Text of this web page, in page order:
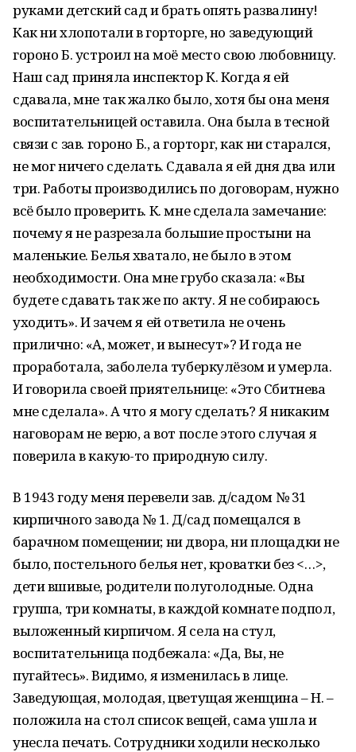
руками детский сад и брать опять развалину!
Как ни хлопотали в горторге, но заведующий
гороно Б. устроил на моё место свою любовницу.
Наш сад приняла инспектор К. Когда я ей
сдавала, мне так жалко было, хотя бы она меня
воспитательницей оставила. Она была в тесной
связи с зав. гороно Б., а горторг, как ни старался,
не мог ничего сделать. Сдавала я ей дня два или
три. Работы производились по договорам, нужно
всё было проверить. К. мне сделала замечание:
почему я не разрезала большие простыни на
маленькие. Белья хватало, не было в этом
необходимости. Она мне грубо сказала: «Вы
будете сдавать так же по акту. Я не собираюсь
уходить». И зачем я ей ответила не очень
прилично: «А, может, и вынесут»? И года не
проработала, заболела туберкулёзом и умерла.
И говорила своей приятельнице: «Это Сбитнева
мне сделала». А что я могу сделать? Я никаким
наговорам не верю, а вот после этого случая я
поверила в какую-то природную силу.
В 1943 году меня перевели зав. д/садом № 31
кирпичного завода № 1. Д/сад помещался в
барачном помещении; ни двора, ни площадки не
было, постельного белья нет, кроватки без <…>,
дети вшивые, родители полуголодные. Одна
группа, три комнаты, в каждой комнате подпол,
выложенный кирпичом. Я села на стул,
воспитательница подбежала: «Да, Вы, не
пугайтесь». Видимо, я изменилась в лице.
Заведующая, молодая, цветущая женщина – Н. –
положила на стол список вещей, сама ушла и
унесла печать. Сотрудники ходили несколько